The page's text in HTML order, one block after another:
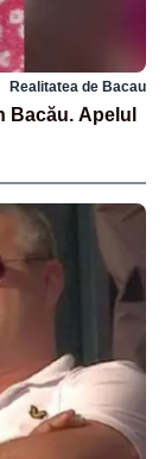
Realitatea de Bacau
Bacău. Apelul